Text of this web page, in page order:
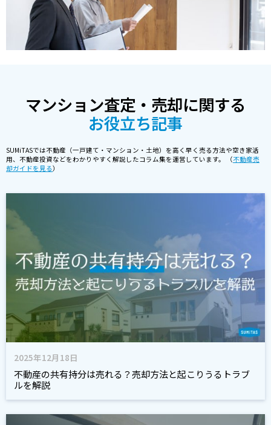
マンション査定・売却に関する
お役立ち記事
SUMiTASでは不動産（一戸建て・マンション・土地）を高く早く売る方法や空き家活
用、不動産投資などをわかりやすく解説したコラム集を運営しています。 （不動産売
却ガイドを見る）
2025年12月18日
不動産の共有持分は売れる？売却方法と起こりうるトラブ
ルを解説